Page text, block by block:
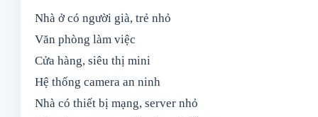
Nhà ở có người già, trẻ nhỏ
Văn phòng làm việc
Cửa hàng, siêu thị mini
Hệ thống camera an ninh
Nhà có thiết bị mạng, server nhỏ